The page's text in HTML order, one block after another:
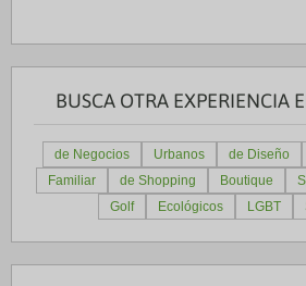
BUSCA OTRA EXPERIENCIA
de Negocios Urbanos de Diseño
Familiar
de Shopping Boutique
Golf
Ecológicos LGBT